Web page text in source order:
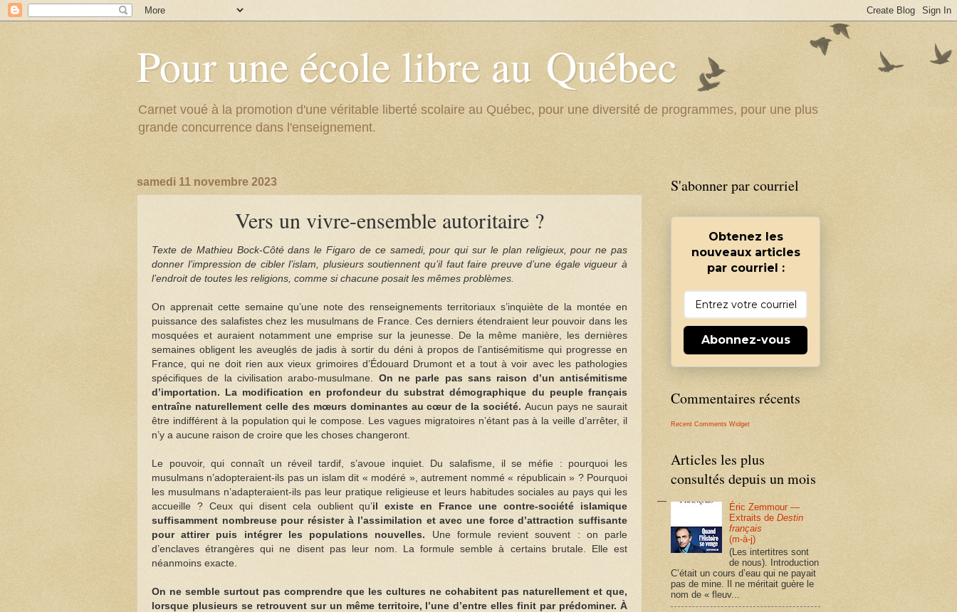
Pour une école libre au Québec
Carnet voué à la promotion d'une véritable liberté scolaire au Québec, pour une diversité de programmes, pour une plus
grande concurrence dans l'enseignement.
samedi 11 novembre 2023
Vers un vivre-ensemble autoritaire ?
Texte de Mathieu Bock-Côté dans le Figaro de ce samedi, pour qui sur le plan religieux, pour ne pas
donner l’impression de cibler l’islam, plusieurs soutiennent qu’il faut faire preuve d’une égale vigueur à
l’endroit de toutes les religions, comme si chacune posait les mêmes problèmes.
On apprenait cette semaine qu’une note des renseignements territoriaux s’inquiète de la montée en
puissance des salafistes chez les musulmans de France. Ces derniers étendraient leur pouvoir dans les
mosquées et auraient notamment une emprise sur la jeunesse. De la même manière, les dernières
semaines obligent les aveuglés de jadis à sortir du déni à propos de l’antisémitisme qui progresse en
France, qui ne doit rien aux vieux grimoires d’Édouard Drumont et a tout à voir avec les pathologies
spécifiques de la civilisation arabo-musulmane. On ne parle pas sans raison d’un antisémitisme
d’importation. La modification en profondeur du substrat démographique du peuple français
entraîne naturellement celle des mœurs dominantes au cœur de la société.Aucun pays ne saurait
être indifférent à la population qui le compose. Les vagues migratoires n’étant pas à la veille d’arrêter, il
n’y a aucune raison de croire que les choses changeront.
Le pouvoir, qui connaît un réveil tardif, s’avoue inquiet. Du salafisme, il se méfie : pourquoi les
musulmans n’adopteraient-ils pas un islam dit « modéré », autrement nommé « républicain » ? Pourquoi
les musulmans n’adapteraient-ils pas leur pratique religieuse et leurs habitudes sociales au pays qui les
accueille ? Ceux qui disent cela oublient qu’il existe en France une contre-société islamique
suffisamment nombreuse pour résister à l’assimilation et avec une force d’attraction suffisante
pour attirer puis intégrer les populations nouvelles. Une formule revient souvent : on parle
d’enclaves étrangères qui ne disent pas leur nom. La formule semble à certains brutale. Elle est
néanmoins exacte.
On ne semble surtout pas comprendre que les cultures ne cohabitent pas naturellement et que,
lorsque plusieurs se retrouvent sur un même territoire, l’une d’entre elles finit par prédominer. À
S'abonner par courriel
Obtenez les
nouveaux articles
par courriel :
Abonnez-vous
Commentaires récents
Recent Comments Widget
Articles les plus
consultés depuis un mois
Éric Zemmour —
Extraits deDestin
français
(m-à-j)
(Les intertitres sont
de nous). Introduction
C’était un cours d’eau qui ne payait
pas de mine. Il ne méritait guère le
nom de « fleuv...